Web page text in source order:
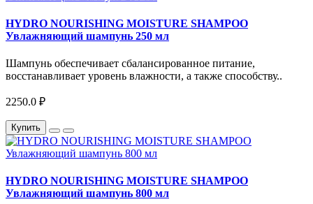
HYDRO NOURISHING MOISTURE SHAMPOO
Увлажняющий шампунь 250 мл
Шампунь обеспечивает сбалансированное питание,
восстанавливает уровень влажности, а также способству..
2250.0 ₽
Купить
HYDRO NOURISHING MOISTURE SHAMPOO
Увлажняющий шампунь 800 мл